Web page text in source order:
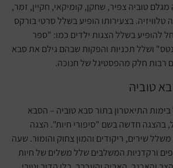
טוביה צפיר, שחקן, קומיקאי, חקיין, זמר,
טלוויזיה. בצעירותו הופיע בשלל סרטי בורקס
ומשנות ה-90, החל להופיע בשלל הצגות ילדים כמו: "ספר
ושלל תכניות והפקות שבהם גילם את סבא
רבות חלק מהפסטיגל של חנוכה.
טוביה
בימות התיאטרון בתור סבא טוביה – הסבא
בהצגה חדשה בשם "סיפורי חיות". הצגה
שירים, ריקודים והמון צחוק והומור. שעה
ורקדניות המשלבים שלל משלים של חיות